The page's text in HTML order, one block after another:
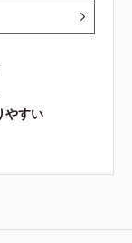
やすい